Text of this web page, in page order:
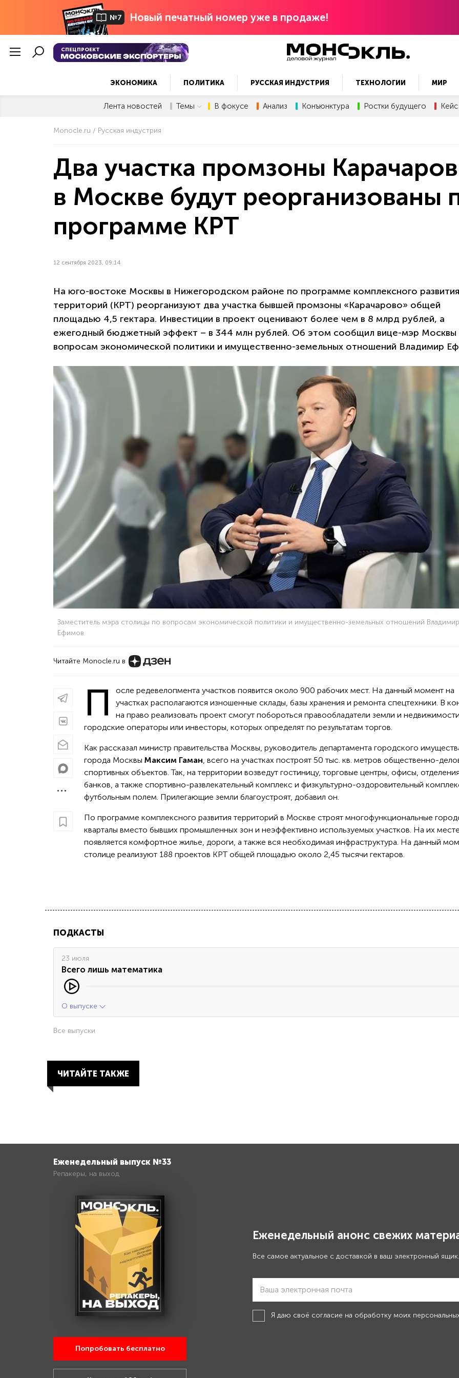
№7 Новый печатный номер уже в продаже!
СПЕЦПРОЕКТ
ЭКОНОМИКА ПОЛИТИКА РУССКАЯ ИНДУСТРИЯ ТЕХНОЛОГИИ МИР
Лента новостей Темы В фокусе Анализ Конъюнктура Ростки будущего Кейс
Monocle.ru Русская индустрия
Два участка промзоны
в Москве будут реорганизованы
программе КРТ
12 сентября 2023, 09:14
На юго-востоке Москвы в Нижегородском районе по программе комплексного развития
территорий (КРТ) реорганизуют два участка бывшей промзоны «Карачарово» общей
площадью 4,5 гектара. Инвестиции в проект оценивают более чем в 8 млрд рублей, а
ежегодный бюджетный эффект – в 344 млн рублей. Об этом сообщил вице-мэр Москвы
вопросам экономической политики и имущественно-земельных отношений Владимир
Заместитель мэра столицы по вопросам экономической политики и имущественно-земельных отношений Владимир
Ефимов
Читайте Monocle.ru в
П
осле редевелопмента участков появится около 900 рабочих мест. На данный момент на
участках располагаются изношенные склады, базы хранения и ремонта спецтехники. В
на право реализовать проект смогут побороться правообладатели земли и
городские операторы или инвесторы, которых определят по результатам торгов.
Как рассказал министр правительства Москвы, руководитель департамента городского
города Москвы Максим Гаман , всего на участках построят 50 тыс. кв. метров общественно-
спортивных объектов. Так, на территории возведут гостиницу, торговые центры, офисы,
банков, а также спортивно-развлекательный комплекс и физкультурно-оздоровительный
футбольным полем. Прилегающие земли благоустроят, добавил он.
По программе комплексного развития территорий в Москве строят многофункциональные
кварталы вместо бывших промышленных зон и неэффективно используемых участков. На их
появляется комфортное жилье, дороги, а также вся необходимая инфраструктура. На данный
столице реализуют 188 проектов КРТ общей площадью около 2,45 тысячи гектаров.
ПОДКАСТЫ
23 июля
Всего лишь математика
О выпуске
Все выпуски
ЧИТАЙТЕ ТАКЖЕ
Еженедельный выпуск №33
Репакеры, на выход
Попробовать бесплатно
Еженедельный анонс свежих
Все самое актуальное с доставкой в ваш электронный
Я даю своё согласие на обработку моих